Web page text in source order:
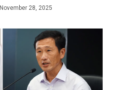
November 28, 2025